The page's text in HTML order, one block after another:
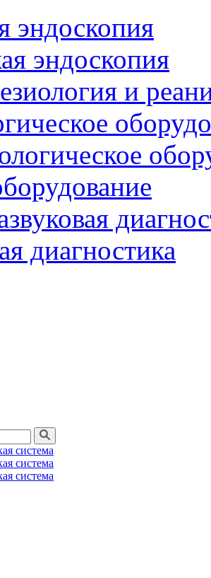
эндоскопия
эндоскопия
и
диагностика
система
система
система